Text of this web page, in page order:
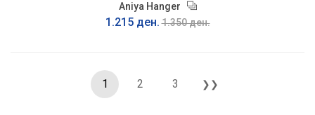
Aniya Hanger
1.215 ден. 1.350 ден.
1 2 3 ❯❯